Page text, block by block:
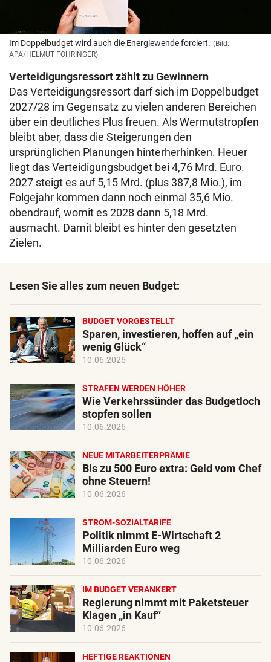
Im Doppelbudget wird auch die Energiewende forciert. (Bild:
APA/HELMUT FOHRINGER)
Verteidigungsressort zählt zu Gewinnern
Das Verteidigungsressort darf sich im Doppelbudget
2027/28 im Gegensatz zu vielen anderen Bereichen
über ein deutliches Plus freuen. Als Wermutstropfen
bleibt aber, dass die Steigerungen den
ursprünglichen Planungen hinterherhinken. Heuer
liegt das Verteidigungsbudget bei 4,76 Mrd. Euro.
2027 steigt es auf 5,15 Mrd. (plus 387,8 Mio.), im
Folgejahr kommen dann noch einmal 35,6 Mio.
obendrauf, womit es 2028 dann 5,18 Mrd.
ausmacht. Damit bleibt es hinter den gesetzten
Zielen.
Lesen Sie alles zum neuen Budget:
BUDGET VORGESTELLT
Sparen, investieren, hoffen auf „ein
wenig Glück“
10.06.2026
STRAFEN WERDEN HÖHER
Wie Verkehrssünder das Budgetloch
stopfen sollen
10.06.2026
NEUE MITARBEITERPRÄMIE
Bis zu 500 Euro extra: Geld vom Chef
ohne Steuern!
10.06.2026
STROM-SOZIALTARIFE
Politik nimmt E-Wirtschaft 2
Milliarden Euro weg
10.06.2026
IM BUDGET VERANKERT
Regierung nimmt mit Paketsteuer
Klagen „in Kauf“
10.06.2026
HEFTIGE REAKTIONEN